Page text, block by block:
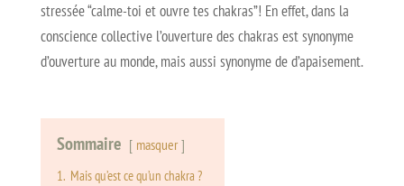
stressée “calme-toi et ouvre tes chakras”! En effet, dans la
conscience collective l’ouverture des chakras est synonyme
d’ouverture au monde, mais aussi synonyme de d’apaisement.
Sommaire masquer
1. Mais qu’est ce qu’un chakra ?